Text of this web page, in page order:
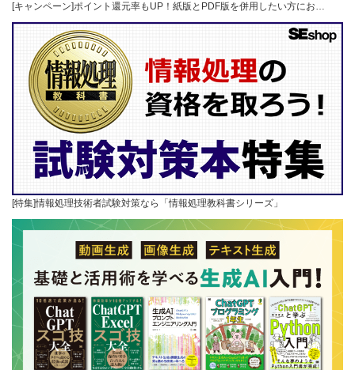
[キャンペーン]ポイント還元率もUP！紙版とPDF版を併用したい方にお…
[特集]情報処理技術者試験対策なら「情報処理教科書シリーズ」